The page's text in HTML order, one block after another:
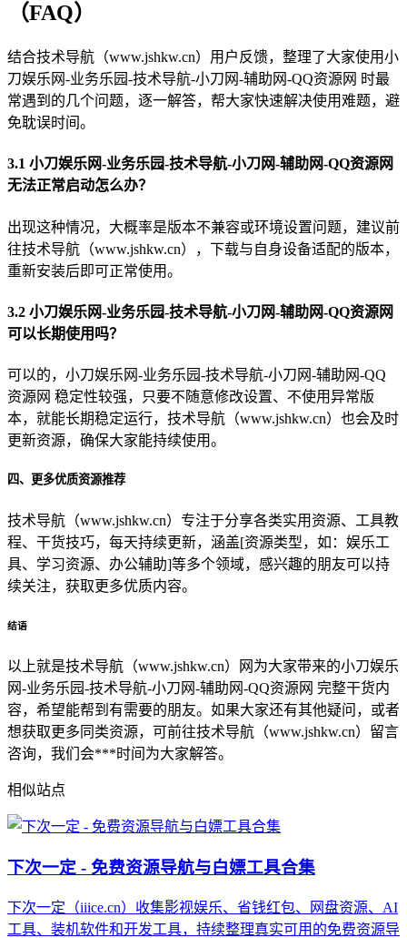
（FAQ）
结合技术导航（www.jshkw.cn）用户反馈，整理了大家使用小
刀娱乐网-业务乐园-技术导航-小刀网-辅助网-QQ资源网 时最
常遇到的几个问题，逐一解答，帮大家快速解决使用难题，避
免耽误时间。
3.1 小刀娱乐网-业务乐园-技术导航-小刀网-辅助网-QQ资源网
无法正常启动怎么办？
出现这种情况，大概率是版本不兼容或环境设置问题，建议前
往技术导航（www.jshkw.cn），下载与自身设备适配的版本，
重新安装后即可正常使用。
3.2 小刀娱乐网-业务乐园-技术导航-小刀网-辅助网-QQ资源网
可以长期使用吗？
可以的，小刀娱乐网-业务乐园-技术导航-小刀网-辅助网-QQ
资源网 稳定性较强，只要不随意修改设置、不使用异常版
本，就能长期稳定运行，技术导航（www.jshkw.cn）也会及时
更新资源，确保大家能持续使用。
四、更多优质资源推荐
技术导航（www.jshkw.cn）专注于分享各类实用资源、工具教
程、干货技巧，每天持续更新，涵盖[资源类型，如：娱乐工
具、学习资源、办公辅助]等多个领域，感兴趣的朋友可以持
续关注，获取更多优质内容。
结语
以上就是技术导航（www.jshkw.cn）网为大家带来的小刀娱乐
网-业务乐园-技术导航-小刀网-辅助网-QQ资源网 完整干货内
容，希望能帮到有需要的朋友。如果大家还有其他疑问，或者
想获取更多同类资源，可前往技术导航（www.jshkw.cn）留言
咨询，我们会***时间为大家解答。
相似站点
下次一定 - 免费资源导航与白嫖工具合集
下次一定（iiice.cn）收集影视娱乐、省钱红包、网盘资源、AI
工具、装机软件和开发工具，持续整理真实可用的免费资源导